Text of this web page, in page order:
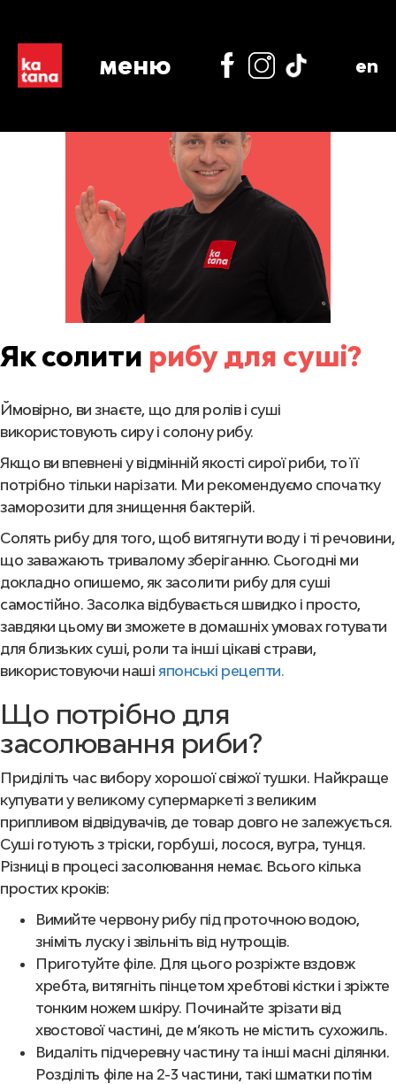
меню en
Як солити рибу для суші?
Ймовірно, ви знаєте, що для ролів і суші
використовують сиру і солону рибу.
Якщо ви впевнені у відмінній якості сирої риби, то її
потрібно тільки нарізати. Ми рекомендуємо спочатку
заморозити для знищення бактерій.
Солять рибу для того, щоб витягнути воду і ті речовини,
що заважають тривалому зберіганню. Сьогодні ми
докладно опишемо, як засолити рибу для суші
самостійно. Засолка відбувається швидко і просто,
завдяки цьому ви зможете в домашніх умовах готувати
для близьких суші, роли та інші цікаві страви,
використовуючи нашіяпонські рецепти.
Що потрібно для
засолювання риби?
Приділіть час вибору хорошої свіжої тушки. Найкраще
купувати у великому супермаркеті з великим
припливом відвідувачів, де товар довго не залежується.
Суші готують з тріски, горбуші, лосося, вугра, тунця.
Різниці в процесі засолювання немає. Всього кілька
простих кроків:
Вимийте червону рибу під проточною водою,
зніміть луску і звільніть від нутрощів.
Приготуйте філе. Для цього розріжте вздовж
хребта, витягніть пінцетом хребтові кістки і зріжте
тонким ножем шкіру. Починайте зрізати від
хвостовоїчастині, де м’якоть не містить сухожиль.
Видаліть підчеревну частину та інші масні ділянки.
Розділіть філе на 2-3 частини, такі шматки потім